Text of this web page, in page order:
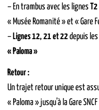
– En trambus avec les lignes
« Musée Romanité » et « Gare
– Lignes 12, 21 et 22depuis
« Paloma »
Retour :
Un trajet retour unique est
« Paloma » jusqu’à la Gare